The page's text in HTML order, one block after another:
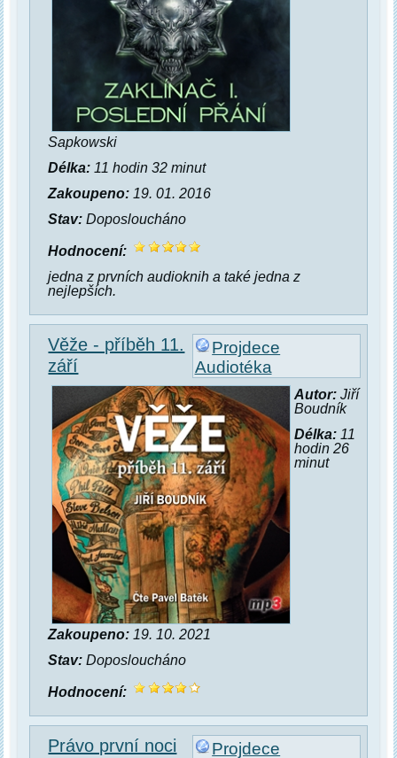
Sapkowski
Délka: 11 hodin 32 minut
Zakoupeno: 19. 01. 2016
Stav: Doposloucháno
Hodnocení:
jedna z prvních audioknih a také jedna z
nejlepších.
Projdece
Audiotéka
Věže - příběh 11.
září
Autor:Jiří
Boudník
Délka:11
hodin 26
minut
Zakoupeno: 19. 10. 2021
Stav: Doposloucháno
Hodnocení:
Projdece
Právo první noci